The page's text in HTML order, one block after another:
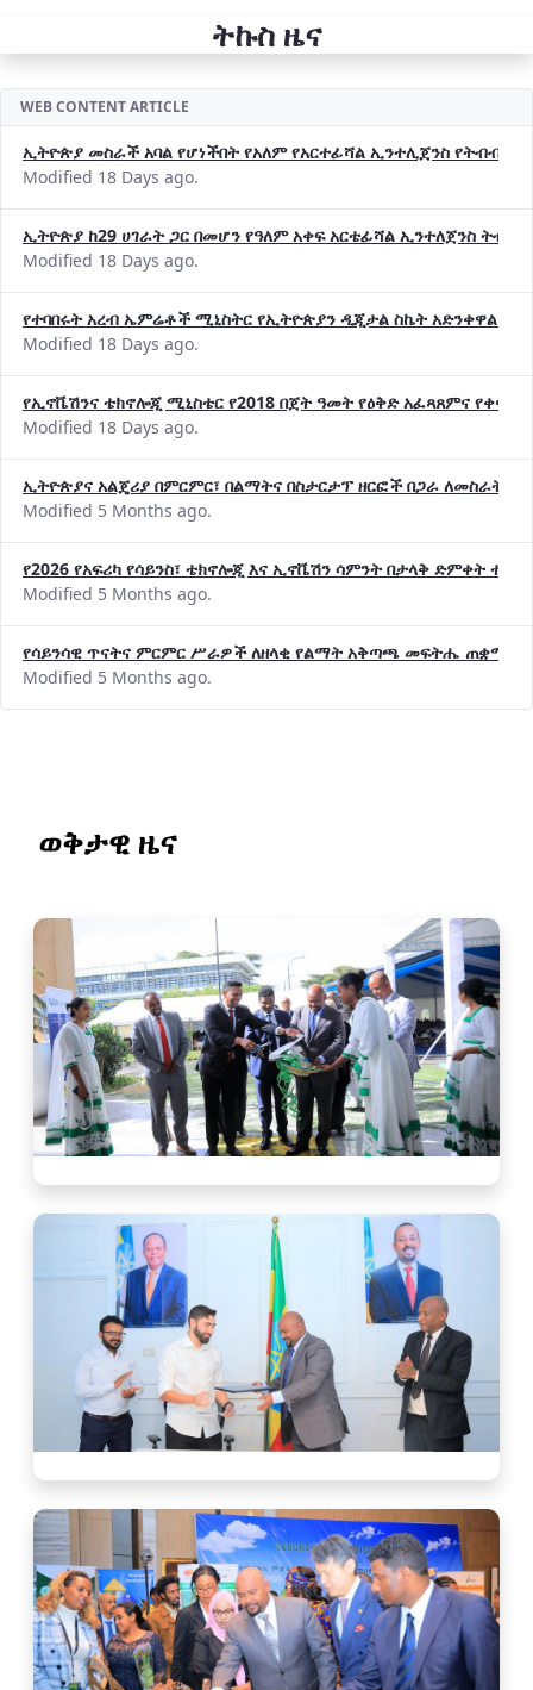
ትኩስ ዜና
WEB CONTENT ARTICLE
ኢትዮጵያ መስራች አባል የሆነችበት የአለም የአርተፊሻል ኢንተሊጀንስ የትብብር
Modified 18 Days ago.
ኢትዮጵያ ከ29 ሀገራት ጋር በመሆን የዓለም አቀፍ አርቴፊሻል ኢንተለጀንስ
Modified 18 Days ago.
የተባበሩት አረብ ኤምሬቶች ሚኒስትር የኢትዮጵያን ዲጂታል ስኬት አድንቀዋል
Modified 18 Days ago.
የኢኖቬሽንና ቴክኖሎጂ ሚኒስቴር የ2018 በጀት ዓመት የዕቅድ አፈጻጸምና
Modified 18 Days ago.
ኢትዮጵያና አልጄሪያ በምርምር፣ በልማትና በስታርታፕ ዘርፎች በጋራ ለመስራት
Modified 5 Months ago.
የ2026 የአፍሪካ የሳይንስ፣ ቴክኖሎጂ እና ኢኖቬሽን ሳምንት በታላቅ ድምቀት
Modified 5 Months ago.
የሳይንሳዊ ጥናትና ምርምር ሥራዎች ለዘላቂ የልማት አቅጣጫ መፍትሔ ጠቋሚ
Modified 5 Months ago.
ወቅታዊ ዜና